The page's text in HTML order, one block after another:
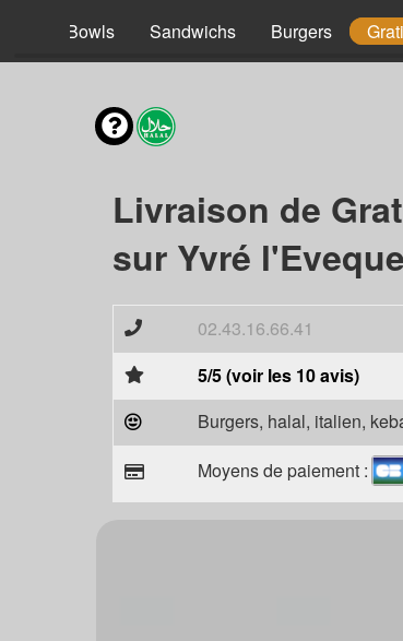
Bowls Sandwichs Burgers
Livraison de
sur Yvré
02.43.16.66.41
5/5 (voir les 10 avis)
Burgers, halal, italien,
Moyens de paiement :